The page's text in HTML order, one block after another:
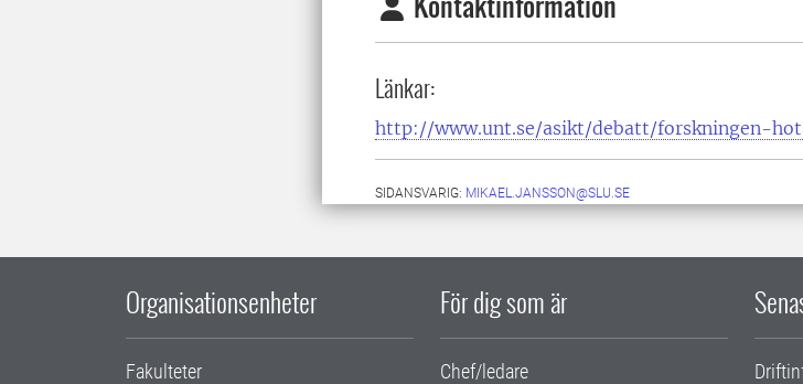
Länkar:
http://www.unt.se/asikt/debatt/forskningen-
SIDANSVARIG: MIKAEL.JANSSON@SLU.SE
Organisationsenheter
Fakulteter
För dig som är
Chef/ledare